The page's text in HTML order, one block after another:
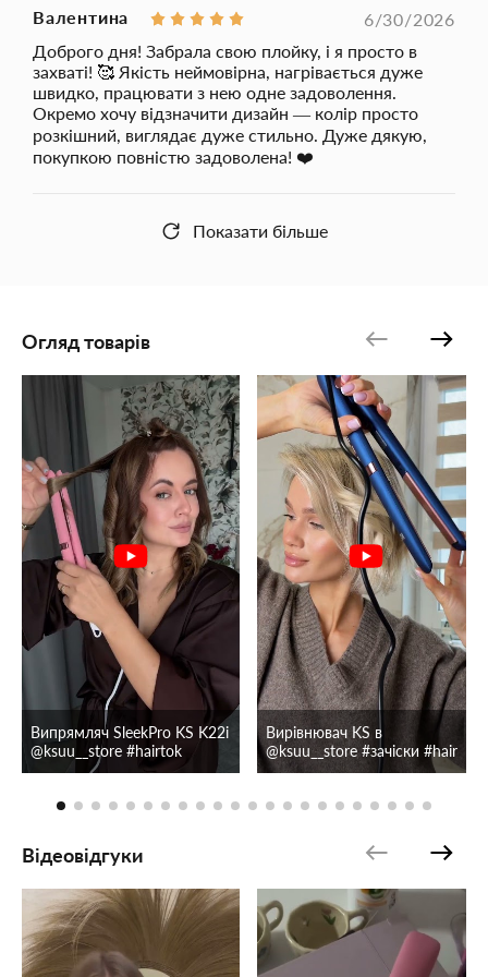
Плойка має потужність
, що забезпечує швидкий
нагрів - готовність до укладання вже через декілька секунд
після увімкнення.
Нові функції безпеки:
Функція автоматичного блокування:
запобігаючи випадковим змінам температури під час
Переваги:
LED-дисплей для легкого контролю температури
Керамічне покриття для рівномірного нагріву та захисту
волосся
Функція автоматичного блокування для безпечного
використання
Компактний розмір і зручність використання
Плойка-вирівнювачKS- це ідеальний вибір для тих, хто цінує
професійний результат вдома.
Створюйте бездоганну гладкість або легкі хвилі швидко, з
комфортом та турботою про здоров’я вашого волосся.
Валентина
6/30/2026
Доброго дня! Забрала свою плойку, і я просто в
захваті! 🥰 Якість неймовірна, нагрівається дуже
швидко, працювати з нею одне задоволення.
Окремо хочу відзначити дизайн — колір просто
розкішний, виглядає дуже стильно. Дуже дякую,
покупкою повністю задоволена! ❤️
Показати більше
Огляд товарів
Випрямляч SleekPro KS K22i
@ksuu__store #hairtok
Вирівнювач KS в
@ksuu__store #зачіски #hair
Відеовідгуки